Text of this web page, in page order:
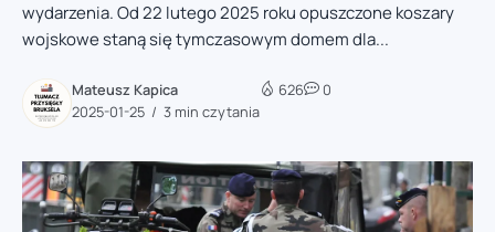
wydarzenia. Od 22 lutego 2025 roku opuszczone koszary
wojskowe staną się tymczasowym domem dla...
Mateusz Kapica
2025-01-25
3 min czytania
626 0